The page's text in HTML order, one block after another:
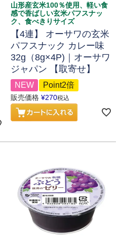
山形産玄米100％使用、軽い食
感で香ばしい玄米パフスナッ
ク、食べきりサイズ
【4連】 オーサワの玄米
パフスナック カレー味
32g（8g×4P)｜オーサワ
ジャパン 【取寄せ】
NEW Point2倍
販売価格 ¥270税込